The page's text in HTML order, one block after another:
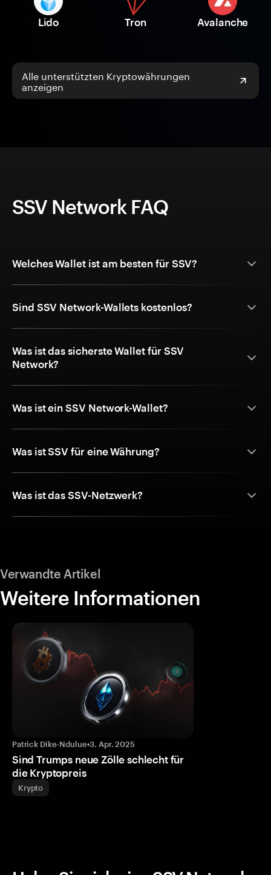
Lido Tron Avalanche
Alle unterstützten Kryptowährungen
anzeigen
SSV Network FAQ
Welches Wallet ist am besten für SSV?
Sind SSV Network-Wallets kostenlos?
Was ist das sicherste Wallet für SSV
Network?
Was ist ein SSV Network-Wallet?
Was ist SSV für eine Währung?
Was ist das SSV-Netzwerk?
Verwandte Artikel
Weitere Informationen
Patrick Dike-Ndulue•3. Apr. 2025
Sind Trumps neue Zölle schlecht für
die Kryptopreis
Krypto